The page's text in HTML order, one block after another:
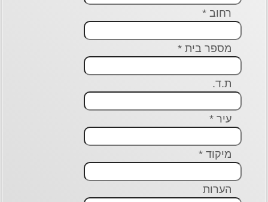
רחוב *
מספר בית *
ת.ד.
עיר *
מיקוד *
הערות